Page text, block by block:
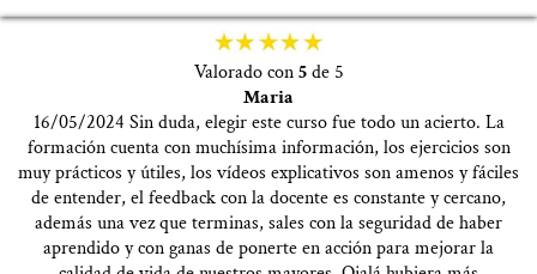
Valorado con5de 5
Maria
16/05/2024 Sin duda, elegir este curso fue todo un acierto. La
formación cuenta con muchísima información, los ejercicios son
muy prácticos y útiles, los vídeos explicativos son amenos y fáciles
de entender, el feedback con la docente es constante y cercano,
además una vez que terminas, sales con la seguridad de haber
aprendido y con ganas de ponerte en acción para mejorar la